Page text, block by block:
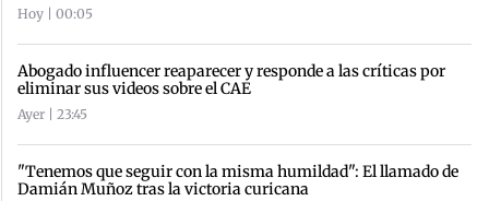
Hoy | 00:05
Abogado influencer reaparecer y responde a las críticas por
eliminar sus videos sobre el CAE
Ayer | 23:45
"Tenemos que seguir con la misma humildad": El llamado de
Damián Muñoz tras la victoria curicana